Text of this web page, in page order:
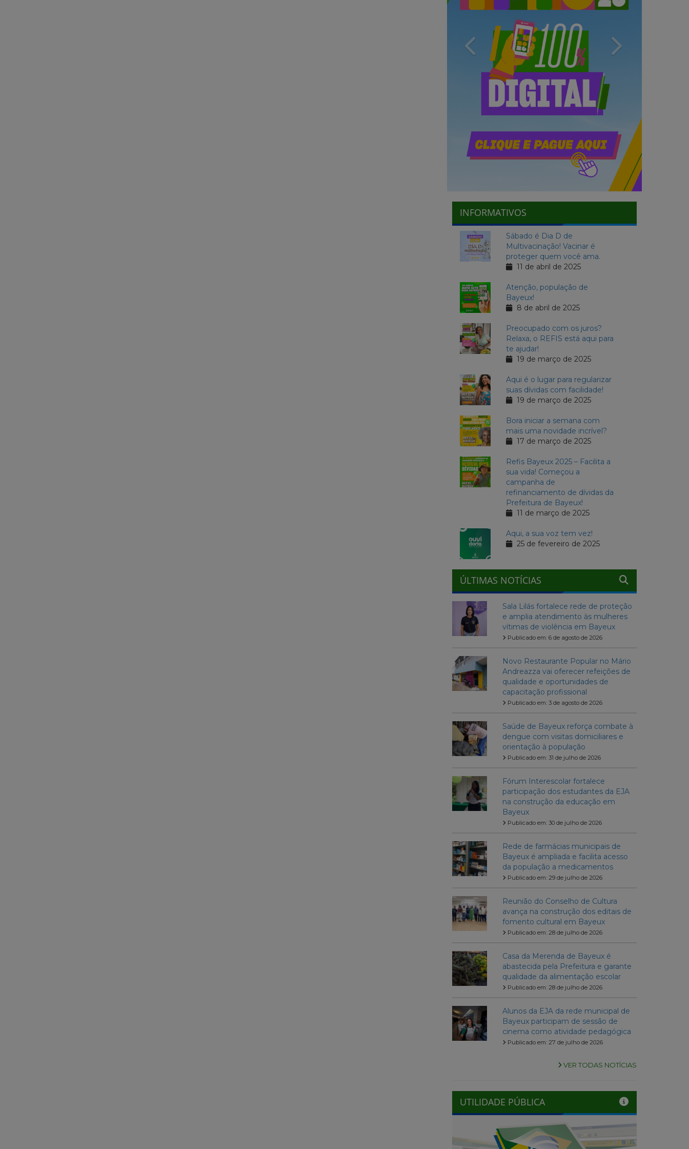
Previous Next
INFORMATIVOS
Sábado é Dia D de
Multivacinação! Vacinar é
proteger quem você ama.
11 de abril de 2025
Atenção, população de
Bayeux!
8 de abril de 2025
Preocupado com os juros?
Relaxa, o REFIS está aqui para
te ajudar!
19 de março de 2025
Aqui é o lugar para regularizar
suas dívidas com facilidade!
19 de março de 2025
Bora iniciar a semana com
mais uma novidade incrível?
17 de março de 2025
Refis Bayeux 2025 – Facilita a
sua vida! Começou a
campanha de
refinanciamento de dívidas da
Prefeitura de Bayeux!
11 de março de 2025
Aqui, a sua voz tem vez!
25 de fevereiro de 2025
ÚLTIMAS NOTÍCIAS
Sala Lilás fortalece rede de proteção
e amplia atendimento às mulheres
vítimas de violência em Bayeux
Publicado em: 6 de agosto de 2026
Novo Restaurante Popular no Mário
Andreazza vai oferecer refeições de
qualidade e oportunidades de
capacitação profissional
Publicado em: 3 de agosto de 2026
Saúde de Bayeux reforça combate à
dengue com visitas domiciliares e
orientação à população
Publicado em: 31 de julho de 2026
Fórum Interescolar fortalece
participação dos estudantes da EJA
na construção da educação em
Bayeux
Publicado em: 30 de julho de 2026
Rede de farmácias municipais de
Bayeux é ampliada e facilita acesso
da população a medicamentos
Publicado em: 29 de julho de 2026
Reunião do Conselho de Cultura
avança na construção dos editais de
fomento cultural em Bayeux
Publicado em: 28 de julho de 2026
Casa da Merenda de Bayeux é
abastecida pela Prefeitura e garante
qualidade da alimentação escolar
Publicado em: 28 de julho de 2026
Alunos da EJA da rede municipal de
Bayeux participam de sessão de
cinema como atividade pedagógica
Publicado em: 27 de julho de 2026
VER TODAS NOTÍCIAS
UTILIDADE PÚBLICA